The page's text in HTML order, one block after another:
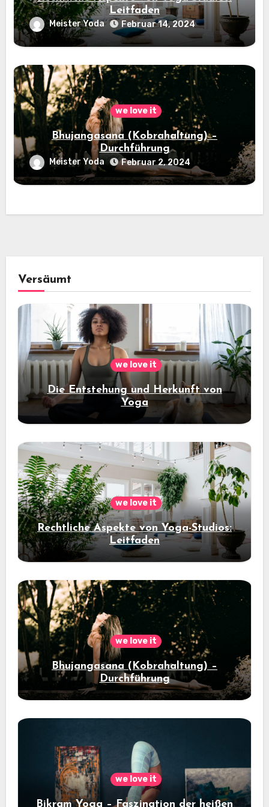
Leitfaden
Meister Yoda Februar 14, 2024
we love it
Bhujangasana (Kobrahaltung) –
Durchführung
Meister Yoda Februar 2, 2024
Versäumt
we love it
Die Entstehung und Herkunft von
Yoga
we love it
Rechtliche Aspekte von Yoga-Studios:
Leitfaden
we love it
Bhujangasana (Kobrahaltung) –
Durchführung
we love it
Bikram Yoga – Faszination der heißen